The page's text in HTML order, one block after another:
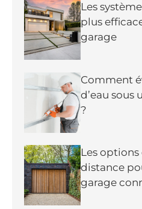
Les
plus
garage
Comment
d’eau sous
?
Les
distance
garage